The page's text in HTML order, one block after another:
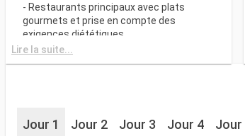
- Restaurants principaux avec plats
gourmets et prise en compte des
exigences diététiques
SPORT ET DIVERTISSEMENTS
- Programme varié de spectacles de style
- Salle de sport équipée avec vue
panoramique
Lire la suite...
Jour 1 Jour 2 Jour 3 Jour 4 Jour